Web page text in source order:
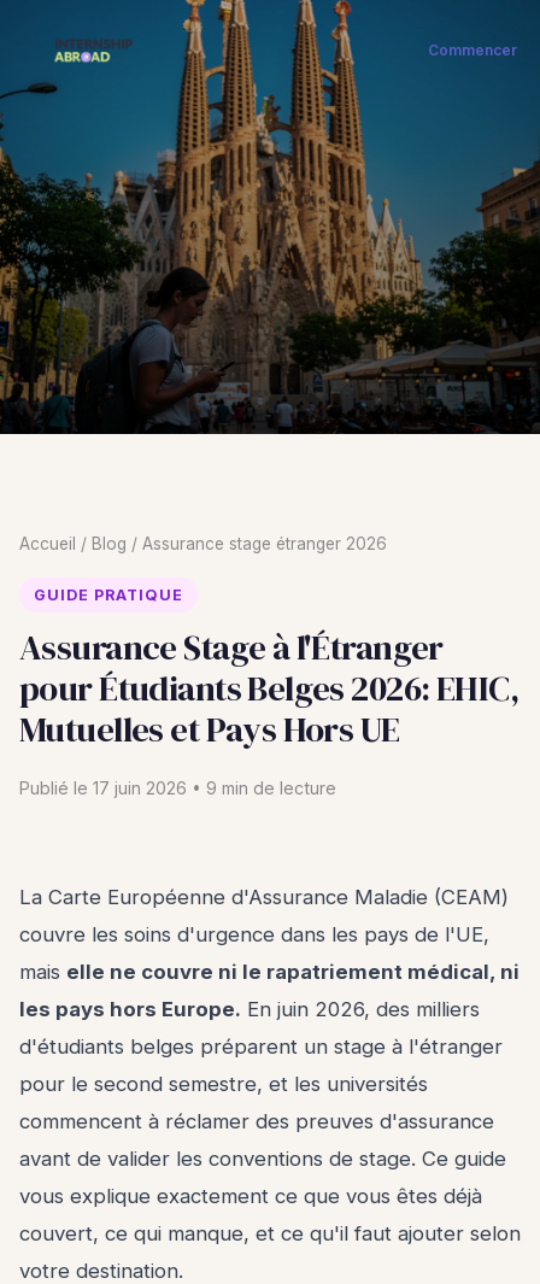
Commencer
Accueil / Blog / Assurance stage étranger 2026
GUIDE PRATIQUE
Assurance Stage à l'Étranger
pour Étudiants Belges 2026: EHIC,
Mutuelles et Pays Hors UE
Publié le 17 juin 2026 • 9 min de lecture
La Carte Européenne d'Assurance Maladie (CEAM)
couvre les soins d'urgence dans les pays de l'UE,
mais elle ne couvre ni le rapatriement médical, ni
les pays hors Europe. En juin 2026, des milliers
d'étudiants belges préparent un stage à l'étranger
pour le second semestre, et les universités
commencent à réclamer des preuves d'assurance
avant de valider les conventions de stage. Ce guide
vous explique exactement ce que vous êtes déjà
couvert, ce qui manque, et ce qu'il faut ajouter selon
votre destination.